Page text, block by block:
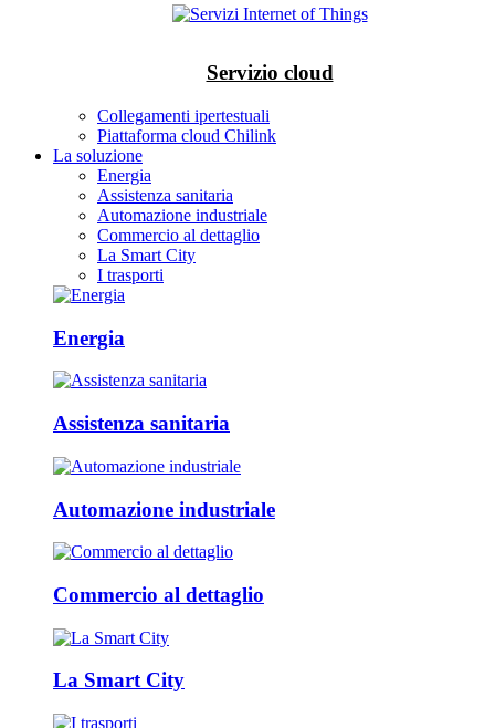
Servizio cloud
Collegamenti ipertestuali
Piattaforma cloud Chilink
La soluzione
Energia
Assistenza sanitaria
Automazione industriale
Commercio al dettaglio
La Smart City
I trasporti
Energia
Assistenza sanitaria
Automazione industriale
Commercio al dettaglio
La Smart City